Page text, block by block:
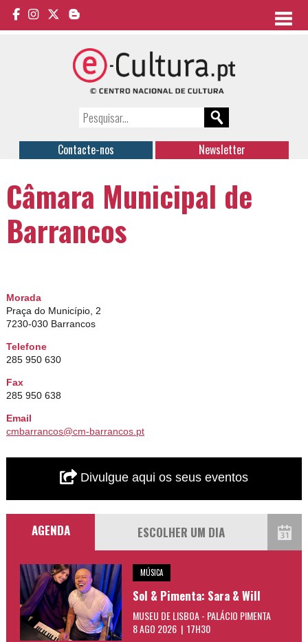
Contacte-nos Newsletter
Câmara Municipal de
Barrancos
Morada
Praça do Município, 2
7230-030 Barrancos
Telefone
285 950 630
Fax
285 950 638
Email
cmbarrancos@cm-barrancos.pt
Divulgue aqui os seus eventos
AGENDA
MÚSICA
Sol & Pimenta: Sara & Will
MUSEU DE LISBOA - PALÁCIO PIMENTA
8 AGO 2026 | 17H30